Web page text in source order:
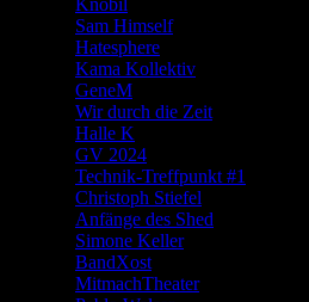
Sam Himself
Hatesphere
Kama Kollektiv
GeneM
Wir durch die Zeit
Halle K
GV 2024
Technik-Treffpunkt #1
Christoph Stiefel
Anfänge des Shed
Simone Keller
BandXost
MitmachTheater